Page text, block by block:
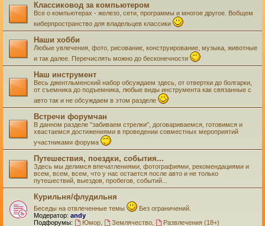
Классиковод за компьютером
Все о компьютерах - железо, сети, программы и многое другое. Вобщем
киберпространство для владельцев классики
Наши хобби
Любые увлечения, фото, рисование, конструирование, музыка, животные
и так далее. Перечислять можно до бесконечности
Наш инструмент
Весь джентльменский набор обсуждаем здесь, от отвертки до болгарки,
от съемника до подъемника, любые виды инструмента как связанные с
авто так и не обсуждаем в этом разделе
Встречи форумчан
В данном разделе "забиваем стрелки", договариваемся, готовимся и
хвастаемся достижениями в проведении совместных мероприятий
участниками форума
Путешествия, поездки, события...
Здесь мы делимся впечатлениями, фотографиями, рекомендациями и
всем, всем, всем, что у нас остается после авто и не только
путешествий, выездов, пробегов, событий...
Курильня/флудильня
Беседы на отвлеченные темы
Без ограничений.
Модератор: andy
Подфорумы:
Юмор, Землячество, Развлечения (18+)